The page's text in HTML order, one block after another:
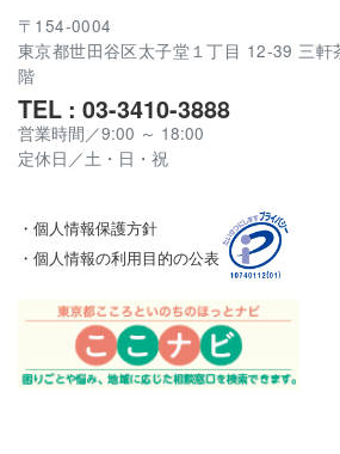
〒154-0004
東京都世田谷区太子堂１丁目 12-39 三軒
階
TEL : 03-3410-3888
営業時間／9:00 ～ 18:00
定休日／土・日・祝
・個人情報保護方針
・個人情報の利用目的の公表